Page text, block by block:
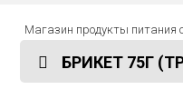
Магазин продукты питания
БРИКЕТ 75Г